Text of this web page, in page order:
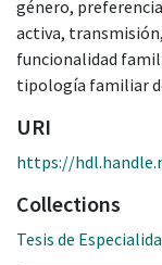
género,
activa,
funcionalidad
tipología familiar
URI
https://
Collections
Tesis de